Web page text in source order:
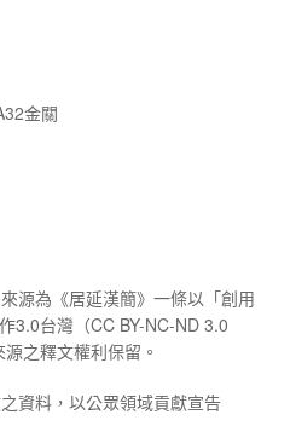
金關
源為《居延漢簡》一條以「創用
3.0台灣（CC BY-NC-ND 3.0
之釋文權利保留。
資料，以公眾領域貢獻宣告